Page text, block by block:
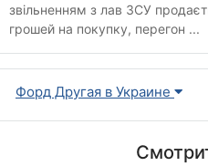
звільненням з лав ЗСУ
грошей на покупку, перегон ...
Форд Другая в Украине